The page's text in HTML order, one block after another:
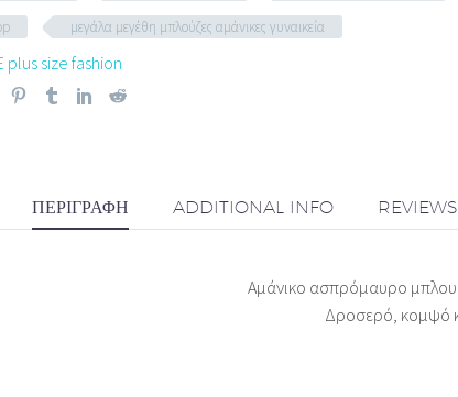
μεγάλα μεγέθη μπλούζες αμάνικες γυναικεία
plus size fashion
ΠΕΡΙΓΡΑΦΉ ADDITIONAL INFO REVIEWS
Αμάνικο ασπρόμαυρο
Δροσερό, κομψό